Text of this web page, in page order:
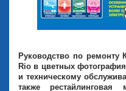
Руководство по ремонту
Rio в цветных
и техническому
также